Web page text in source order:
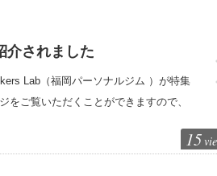
介されました
Lab（福岡パーソナルジム ）が特集
をご覧いただくことができますので、
15